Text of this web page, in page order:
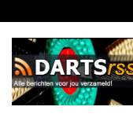
naar
inhoud